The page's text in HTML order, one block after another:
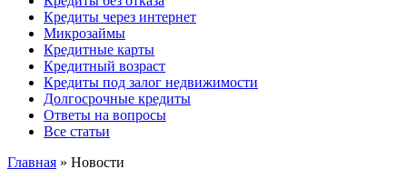
Кредиты через интернет
Микрозаймы
Кредитные карты
Кредитный возраст
Кредиты под залог недвижимости
Долгосрочные кредиты
Ответы на вопросы
Все статьи
Главная » Новости